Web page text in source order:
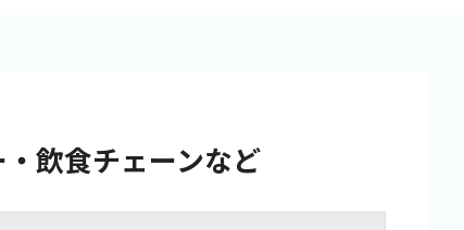
飲食チェーンなど